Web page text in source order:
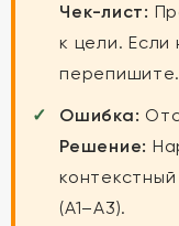
Чек-лист:
к цели. Если
перепишите.
Ошибка:
Решение:
(A1–A3).